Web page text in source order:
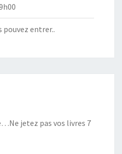
pouvez entrer..
jetez pas vos livres 7